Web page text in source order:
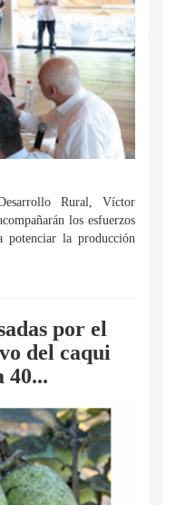
Rural, Víctor
los esfuerzos
potenciar la producción
por el
del caqui
40...